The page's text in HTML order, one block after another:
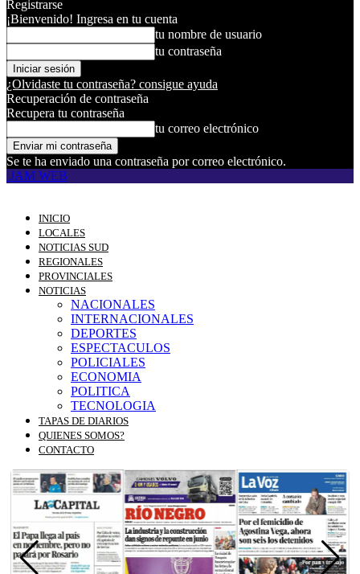
Registrarse
¡Bienvenido! Ingresa en tu cuenta
tu nombre de usuario
tu contraseña
¿Olvidaste tu contraseña? consigue ayuda
Recuperación de contraseña
Recupera tu contraseña
tu correo electrónico
Se te ha enviado una contraseña por correo electrónico.
JAM WEB
INICIO
LOCALES
NOTICIAS SUD
REGIONALES
PROVINCIALES
NOTICIAS
NACIONALES
INTERNACIONALES
DEPORTES
ESPECTACULOS
POLICIALES
ECONOMIA
POLITICA
TECNOLOGIA
TAPAS DE DIARIOS
QUIENES SOMOS?
CONTACTO